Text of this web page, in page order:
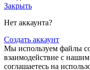
Закрыть
Нет аккаунта?
Создать аккаунт
Мы используем файлы
взаимодействие с
соглашаетесь на